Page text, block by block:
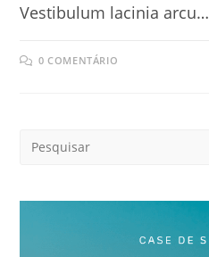
Vestibulum lacinia arcu…
0 COMENTÁRIO